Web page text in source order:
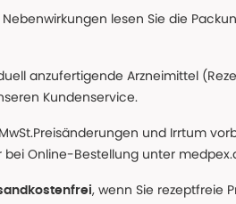
lesen Sie die
anzufertigende Arzneimittel
Kundenservice.
und Irrtum
Online-Bestellung unter
, wenn Sie rezeptfreie